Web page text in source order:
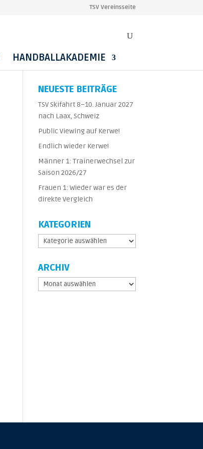
TSV Vereinsseite
HANDBALLAKADEMIE
NEUESTE BEITRÄGE
TSV Skifahrt 8–10. Januar 2027
nach Laax, Schweiz
Public Viewing auf Kerwe!
Endlich wieder Kerwe!
Männer 1: Trainerwechsel zur
Saison 2026/27
Frauen 1: Wieder war es der
direkte Vergleich
KATEGORIEN
Kategorien
ARCHIV
Archiv